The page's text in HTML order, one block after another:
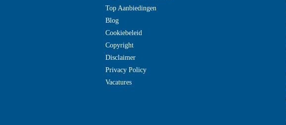
Top Aanbiedingen
Blog
Cookiebeleid
Copyright
Disclaimer
Privacy Policy
Vacatures